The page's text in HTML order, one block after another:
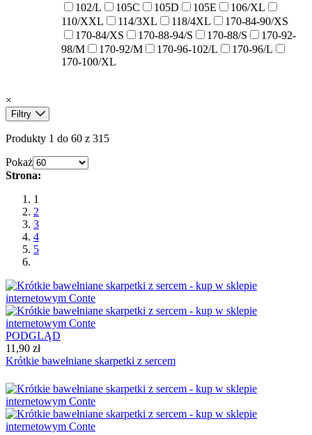
102/L
105C 105D 105E
106/XL
110/XXL
114/3XL 118/4XL
170-84-90/XS
170-84/XS
170-88-94/S 170-88/S
170-92-
98/M
170-92/M 170-96-102/L
170-96/L
170-100/XL
×
Filtry
Produkty 1 do 60 z 315
Pokaż
Strona:
1
2
3
4
5
PODGLĄD
11,90 zł
Krótkie bawełniane skarpetki z sercem